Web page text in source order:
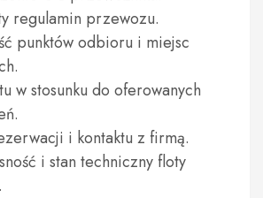
regulamin przewozu.
punktów odbioru i miejsc
w stosunku do oferowanych
i kontaktu z firmą.
i stan techniczny floty